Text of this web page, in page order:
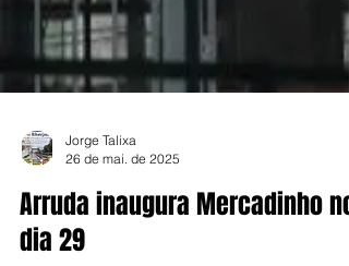
Jorge Talixa
26 de mai. de 2025